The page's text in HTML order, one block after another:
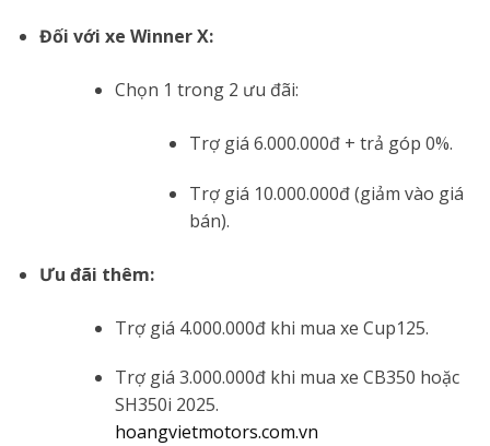
Đối với xe Winner X:
Chọn 1 trong 2 ưu đãi:
Trợ giá 6.000.000đ + trả góp 0%.
Trợ giá 10.000.000đ (giảm vào giá
bán).
Ưu đãi thêm:
Trợ giá 4.000.000đ khi mua xe Cup125.
Trợ giá 3.000.000đ khi mua xe CB350 hoặc
SH350i 2025.
hoangvietmotors.com.vn